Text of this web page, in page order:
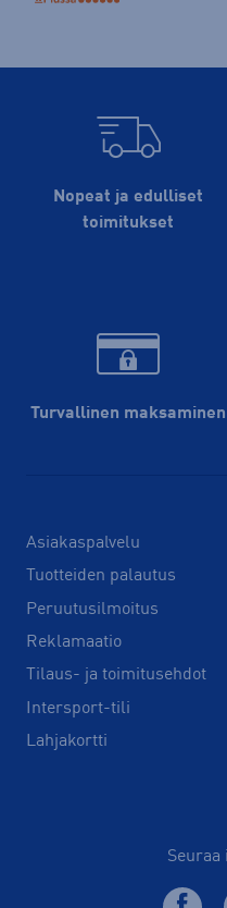
Nopeat ja edulliset
toimitukset
Turvallinen maksaminen
Asiakaspalvelu
Tuotteiden palautus
Peruutusilmoitus
Reklamaatio
Tilaus- ja toimitusehdot
Intersport-tili
Lahjakortti